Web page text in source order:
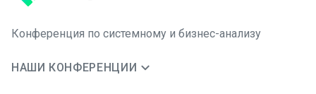
Конференция по системному и бизнес-анализу
НАШИ КОНФЕРЕНЦИИ